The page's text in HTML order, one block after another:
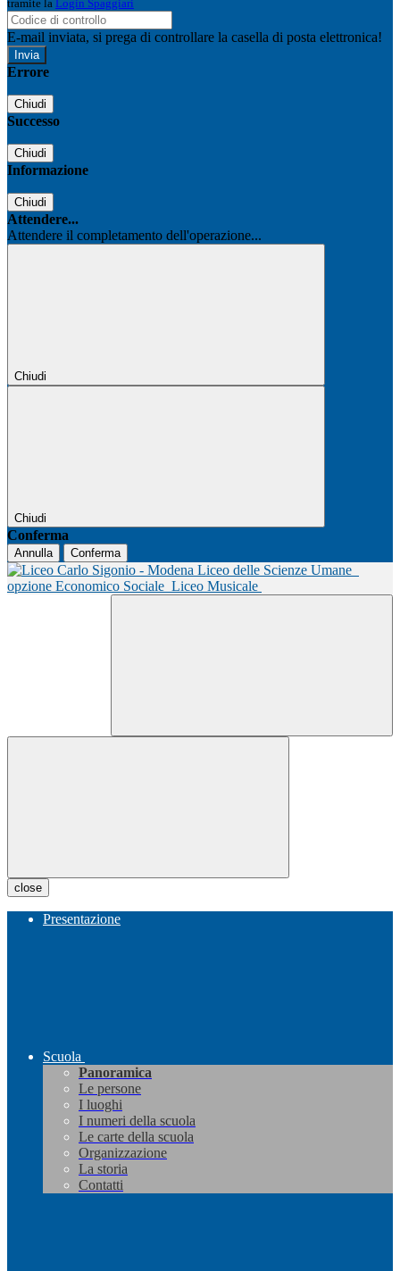
tramite la Login Spaggiari
E-mail inviata, si prega di controllare la casella di posta elettronica!
Errore
Chiudi
Successo
Chiudi
Informazione
Chiudi
Attendere...
Attendere il completamento dell'operazione...
Chiudi
Chiudi
Conferma
Annulla Conferma
Liceo delle Scienze Umane
opzione Economico Sociale Liceo Musicale
close
Presentazione
Scuola
Panoramica
Le persone
I luoghi
I numeri della scuola
Le carte della scuola
Organizzazione
La storia
Contatti